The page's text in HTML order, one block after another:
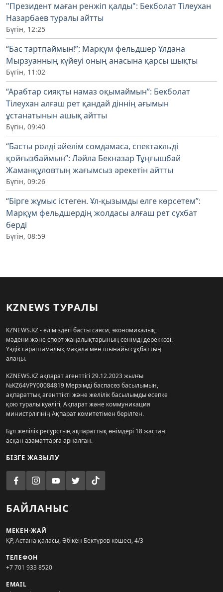
"Президент маған ренжіп қалды": Бекболат Тілеухан
Назарбаев туралы айтты
Бүгін, 12:25
“Бас тартпаймын!”: Марқұм фельдшер Ұлдана
Мырзуанның күйеуі оның анасына қарсы шықты
Бүгін, 11:02
“Арабтар сияқты намаз оқымаймын”: Бекболат
Тілеухан алғаш рет қандай діннің ағымын
ұстанатынын ашық айтты
Бүгін, 09:40
“Басты рөлді әйелім сомдамаса, спектакльді
қойғызбаймын”: Ләйла Бекназар Тұңғышбай
Жаманқұловтың жағымсыз әрекетін айтты
Бүгін, 09:26
“Бірге жұмыс істеген. Ұл-қызымды елге көрсетем”:
Марқұм фельдшердің жолдасы алғаш рет сұхбат
берді
Бүгін, 08:59
KZNEWS ТУРАЛЫ
KZNEWS.KZ - еліміздегі басты саяси, экономикалық,
мәдени және спорт жаңалықтарының сенімді дереккөзі.
Үздік сараптамалық мақала мен шынайы сұқбаттың
алаңы.
KZNEWS.KZ ақпарат агенттігі 29.12.2023 жылғы
№KZ64VPY00084819 Мерзімді баспасөз басылымын,
ақпараттық агенттікті және желілік басылымды есепке
қою туралы куәлігі, Ақпарат және коммуникация
министрлігінің Ақпарат комитетімен берілген.
Бұл желілік ресурстың ақпараттық өнімдері 18 жастан
асқан азаматтарға арналған.
БІЗГЕ ЖАЗЫЛУ
БАЙЛАНЫС
МЕКЕН-ЖАЙ
ҚР, Астана қаласы, Әбікен Бектұров көшесі, 4/3
ТЕЛЕФОН
+7 701 933 8520
EMAIL